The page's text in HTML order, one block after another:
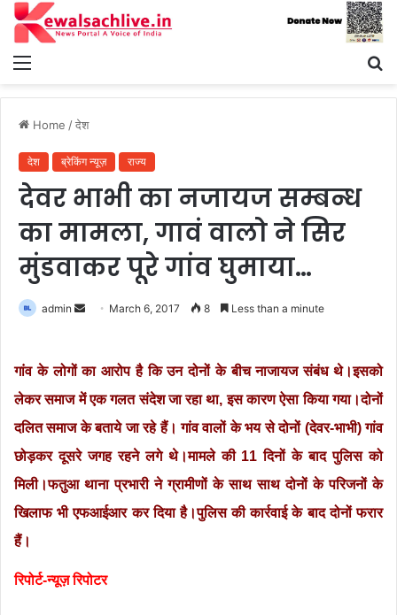
Menu
Home /देश
देश ब्रेकिंग न्यूज़ राज्य
देवर भाभी का नजायज सम्बन्ध
का मामला, गावं वालो ने सिर
मुंडवाकर पूरे गांव घुमाया…
admin
Send March 6, 2017 8 Less than a minute
गांव के लोगों का आरोप है कि उन दोनों के बीच नाजायज संबंध थे।इसको
लेकर समाज में एक गलत संदेश जा रहा था, इस कारण ऐसा किया गया।दोनों
दलित समाज के बताये जा रहे हैं। गांव वालों के भय से दोनों (देवर-भाभी) गांव
छोड़कर दूसरे जगह रहने लगे थे।मामले की 11 दिनों के बाद पुलिस को
मिली।फतुआ थाना प्रभारी ने ग्रामीणों के साथ साथ दोनों के परिजनों के
खिलाफ भी एफआईआर कर दिया है।पुलिस की कार्रवाई के बाद दोनों फरार
हैं।
रिपोर्ट-न्यूज़ रिपोटर